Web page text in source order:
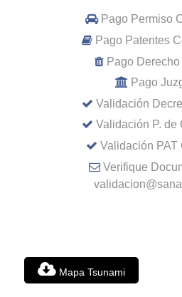
Pago Permiso
Pago Patentes
Pago
Pago
Validación
Validación P. de
Validación PAT
Verifique
Mapa Tsunami